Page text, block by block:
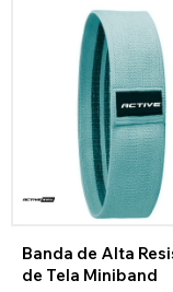
Banda de Alta
de Tela Miniband